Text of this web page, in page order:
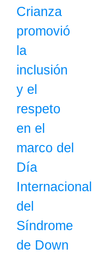
Crianza
promovió
la
inclusión
y el
respeto
en el
marco del
Día
Internacional
del
Síndrome
de Down